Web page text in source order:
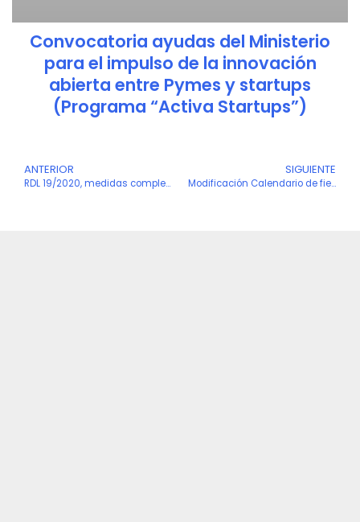
Convocatoria ayudas del Ministerio
para el impulso de la innovación
abierta entre Pymes y startups
(Programa “Activa Startups”)
Ant
ANTERIOR
RDL 19/2020, medidas complementarias en materia agraria, científica, económica, de empleo y seguridad social
SIGUIENTE
Modificación Calendario de fiestas locales ámbito Comunitat Valenciana 2020